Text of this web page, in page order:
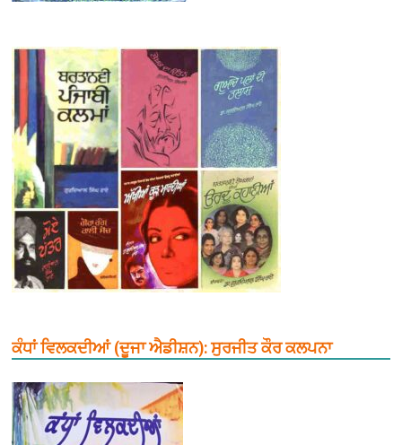
ਕੰਧਾਂ ਵਿਲਕਦੀਆਂ (ਦੂਜਾ ਐਡੀਸ਼ਨ): ਸੁਰਜੀਤ ਕੌਰ ਕਲਪਨਾ